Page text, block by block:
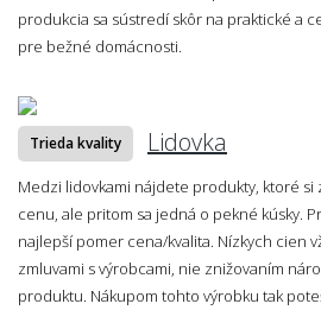
produkcia sa sústredí skôr na praktické a
pre bežné domácnosti.
Trieda kvality Lidovka
Medzi lidovkami nájdete produkty, ktoré si
cenu, ale pritom sa jedná o pekné kúsky.
najlepší pomer cena/kvalita. Nízkych cien
zmluvami s výrobcami, nie znižovaním
produktu. Nákupom tohto výrobku tak